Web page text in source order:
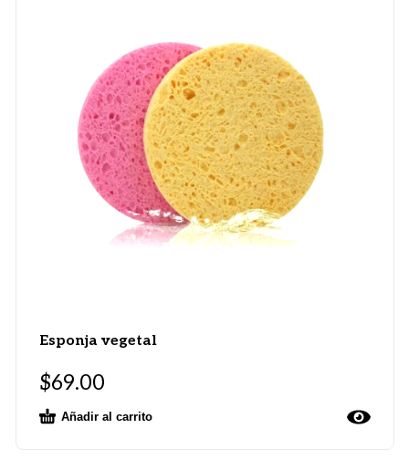
Esponja vegetal
$69.00
Añadir al carrito